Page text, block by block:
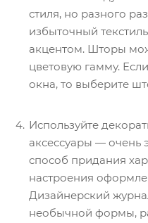
стиля, но разного
избыточный
акцентом. Шторы
цветовую гамму.
окна, то выберите
Используйте
аксессуары — очень
способ придания
настроения
Дизайнерский
необычной формы,